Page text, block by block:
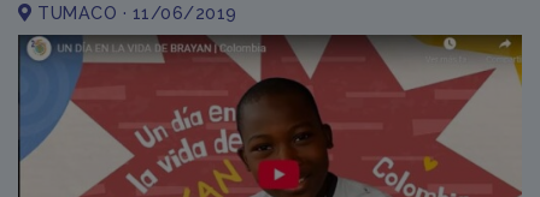
TUMACO · 11/06/2019